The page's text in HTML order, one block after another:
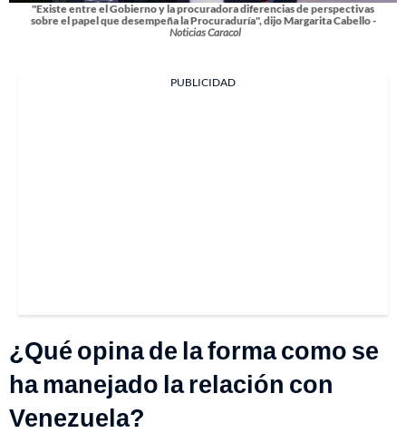
"Existe entre el Gobierno y la procuradora diferencias de perspectivas
sobre el papel que desempeña la Procuraduría", dijo Margarita Cabello -
Noticias Caracol
PUBLICIDAD
¿Qué opina de la forma como se
ha manejado la relación con
Venezuela?